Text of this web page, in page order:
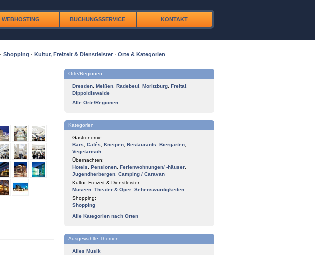
WEBHOSTING BUCHUNGSSERVICE KONTAKT
· Shopping · Kultur, Freizeit & Dienstleister · Orte & Kategorien
Orte/Regionen
Dresden Meißen Radebeul Moritzburg Freital
Dippoldiswalde
Alle Orte/Regionen
Kategorien
Gastronomie:
Bars
Cafés Kneipen Restaurants Biergärten
Vegetarisch
Übernachten:
Hotels
Pensionen Ferienwohnungen/ -häuser
Jugendherbergen Camping / Caravan
Kultur, Freizeit & Dienstleister:
Museen Theater & Oper Sehenswürdigkeiten
Shopping:
Shopping
Alle Kategorien nach Orten
Ausgewählte Themen
Alles Musik